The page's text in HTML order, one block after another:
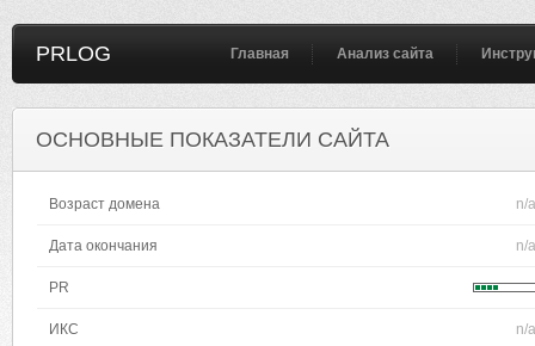
PRLOG Главная Анализ сайта
ОСНОВНЫЕ ПОКАЗАТЕЛИ САЙТА
Возраст домена n/a
Дата окончания n/a
PR
ИКС n/a